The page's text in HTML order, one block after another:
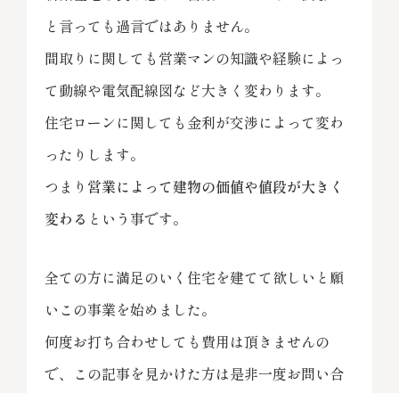
と言っても過言ではありません。
間取りに関しても営業マンの知識や経験によっ
て動線や電気配線図など大きく変わります。
住宅ローンに関しても金利が交渉によって変わ
ったりします。
つまり 営業によって建物の価値や値段が大きく
変わる という事です。
全ての方に満足のいく住宅を建てて欲しいと願
いこの事業を始めました。
何度お打ち合わせしても費用は頂きませんの
で、この記事を見かけた方は是非一度お問い合